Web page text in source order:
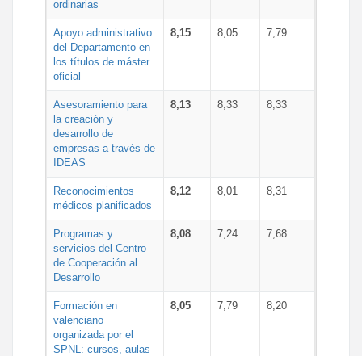
ordinarias
Apoyo administrativo
del Departamento en
los títulos de máster
oficial
8,15 8,05 7,79
Asesoramiento para
la creación y
desarrollo de
empresas a través de
IDEAS
8,13 8,33 8,33
Reconocimientos
médicos planificados
8,12 8,01 8,31
Programas y
servicios del Centro
de Cooperación al
Desarrollo
8,08 7,24 7,68
Formación en
valenciano
organizada por el
SPNL: cursos, aulas
8,05 7,79 8,20